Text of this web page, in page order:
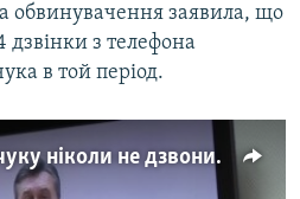
обвинувачення заявила, що
дзвінки з телефона
в той період.
Янукович: Медведчуку ніколи не дзвонив, про перемовини з Путіним – не пам'ятаю (відео)